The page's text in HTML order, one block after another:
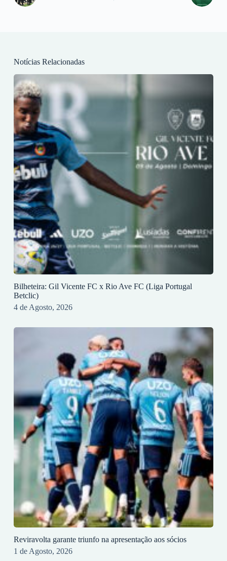
Notícias Relacionadas
Bilheteira: Gil Vicente FC x Rio Ave FC (Liga Portugal
Betclic)
4 de Agosto, 2026
Reviravolta garante triunfo na apresentação aos sócios
1 de Agosto, 2026